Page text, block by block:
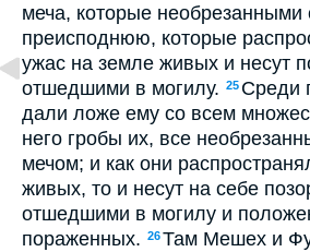
меча, которые необрезанными
преисподнюю, которые
ужас на земле живых и несут
отшедшими в могилу. 25 Среди
дали ложе ему со всем
него гробы их, все
мечом; и как они
живых, то и несут на себе
отшедшими в могилу и
пораженных. 26Там Мешех и